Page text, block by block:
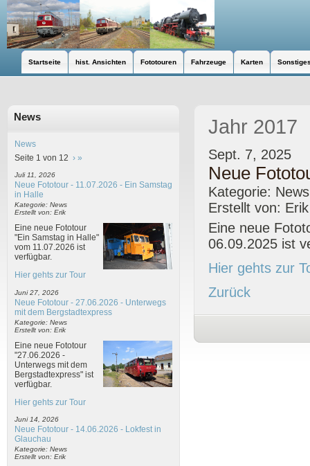
Startseite hist. Ansichten Fototouren Fahrzeuge Karten
News
News
Seite 1 von 12 › »
Juli 11, 2026
Neue Fototour - 11.07.2026 - Ein Samstag
in Halle
Kategorie: News
Erstellt von: Erik
Eine neue Fototour
"Ein Samstag in Halle"
vom 11.07.2026 ist
verfügbar.
Hier gehts zur Tour
Juni 27, 2026
Neue Fototour - 27.06.2026 - Unterwegs
mit dem Bergstadtexpress
Kategorie: News
Erstellt von: Erik
Eine neue Fototour
"27.06.2026 -
Unterwegs mit dem
Bergstadtexpress" ist
verfügbar.
Hier gehts zur Tour
Juni 14, 2026
Neue Fototour - 14.06.2026 - Lokfest in
Glauchau
Kategorie: News
Erstellt von: Erik
Jahr 2017
Sept. 7, 2025
Neue
Kategorie: News
Erstellt von: Erik
Eine neue
06.09.2025 ist
Hier gehts zur
Zurück